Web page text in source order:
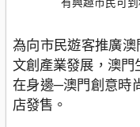
為向市民遊客推廣
文創產業發展，澳門
在身邊─澳門創意時
店發售。